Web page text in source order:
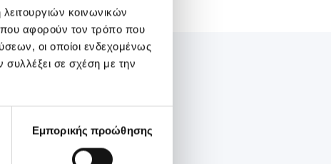
κοινωνικών
που αφορούν τον τρόπο που
οι οποίοι ενδεχομένως
συλλέξει σε σχέση με την
Εμπορικής προώθησης